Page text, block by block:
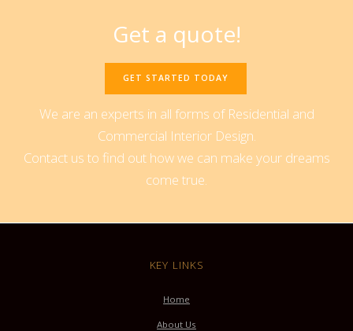
Get a quote!
GET STARTED TODAY
We are an experts in all forms of Residential and
Commercial Interior Design.
Contact us to find out how we can make your dreams
come true.
KEY LINKS
Home
About Us